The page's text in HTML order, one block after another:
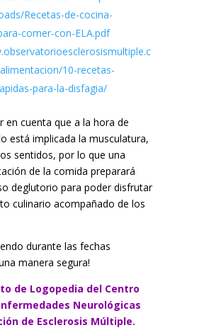
Recetas-de-cocina-
comer-con-ELA.pdf
10-recetas-
para-la-disfagia/
en cuenta que a la hora de
está implicada la musculatura,
sentidos, por lo que una
de la comida preparará
deglutorio para poder disfrutar
culinario acompañado de los
durante las fechas
manera segura!
de Logopedia del Centro
Neurológicas
de Esclerosis Múltiple.